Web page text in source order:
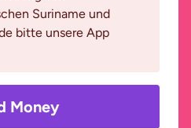
Suriname und
bitte unsere App
Money